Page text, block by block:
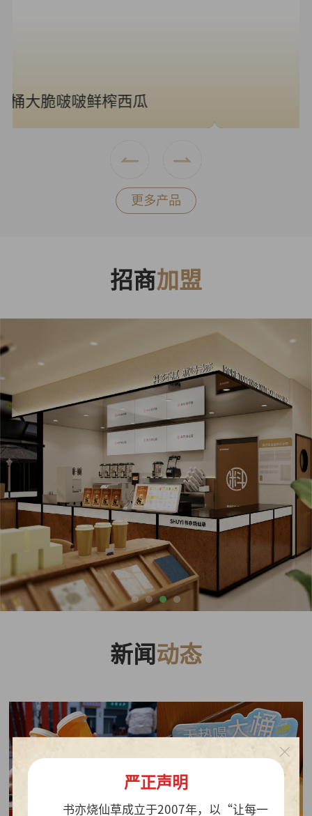
海风青柠冰奶
更多产品
招商加盟
新闻 动态
严正声明
书亦烧仙草成立于2007年，以“让每一